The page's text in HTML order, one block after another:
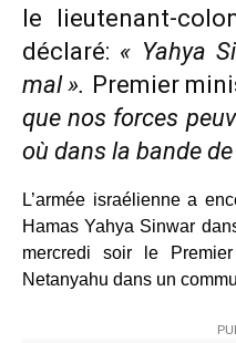
le lieutenant-
déclaré: « Yahya
mal ». Premier
que nos forces
où dans la bande de
L’armée israélienne a
Hamas Yahya Sinwar
mercredi soir le
Netanyahu dans un